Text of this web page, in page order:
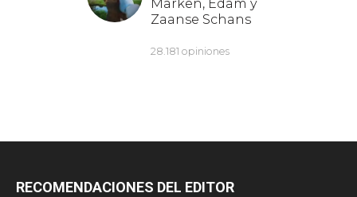
RECOMENDACIONES DEL EDITOR